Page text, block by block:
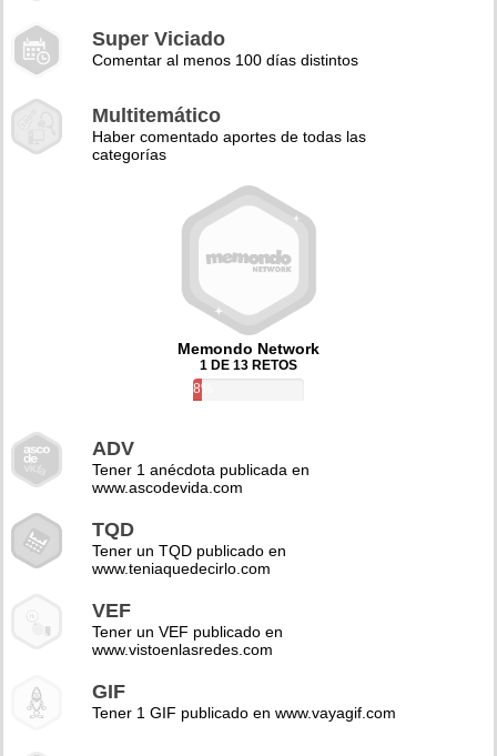
Super Viciado
Comentar al menos 100 días distintos
Multitemático
Haber comentado aportes de todas las
categorías
Memondo Network
1 DE 13 RETOS
8%
ADV
Tener 1 anécdota publicada en
www.ascodevida.com
TQD
Tener un TQD publicado en
www.teniaquedecirlo.com
VEF
Tener un VEF publicado en
www.vistoenlasredes.com
GIF
Tener 1 GIF publicado en www.vayagif.com